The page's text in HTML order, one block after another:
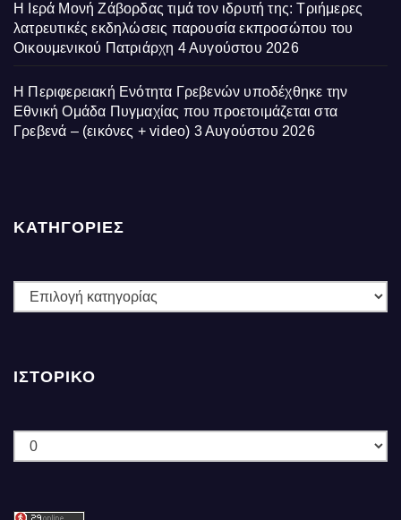
Η Ιερά Μονή Ζάβορδας τιμά τον ιδρυτή της: Τριήμερες
λατρευτικές εκδηλώσεις παρουσία εκπροσώπου του
Οικουμενικού Πατριάρχη 4 Αυγούστου 2026
Η Περιφερειακή Ενότητα Γρεβενών υποδέχθηκε την
Εθνική Ομάδα Πυγμαχίας που προετοιμάζεται στα
Γρεβενά – (εικόνες + video) 3 Αυγούστου 2026
ΚΑΤΗΓΟΡΙΕΣ
ΚΑΤΗΓΟΡΙΕΣ
ΙΣΤΟΡΙΚΌ
Ιστορικό